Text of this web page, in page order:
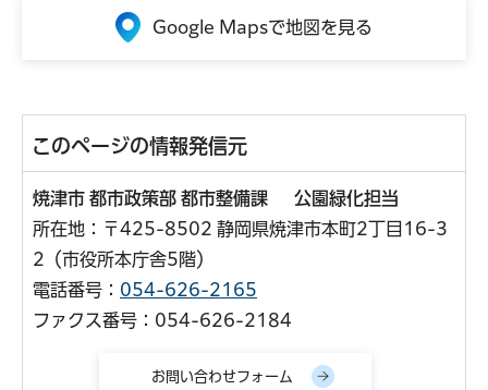
Google Mapsで地図を見る
このページの情報発信元
焼津市 都市政策部 都市整備課 公園緑化担当
所在地：〒425-8502 静岡県焼津市本町2丁目16-3
2（市役所本庁舎5階）
電話番号： 054-626-2165
ファクス番号：054-626-2184